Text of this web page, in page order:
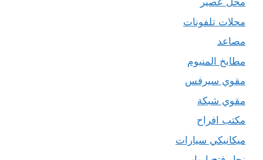
محلات تلفونات
مصاعد
مطابخ المنيوم
مقوي سيرفس
مقوي شبكة
مكتب افراح
ميكانيكي سيارات